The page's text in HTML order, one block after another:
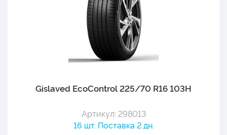
Gislaved EcoControl 225/70 R16 103H
Артикул: 298013
16 шт. Поставка 2 дн.